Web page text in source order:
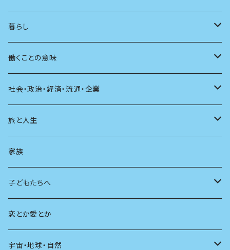
アンソロジー
自伝・伝記
インテリア
ファッション
建築
スポーツ
AIと社会
広告
ラジオ
マガジン
その他
アニメ
日本の芸能
大人も楽しい絵本
海外絵本
童話
その他
女性作家
その他
フェミニズム
カウンセリング
人間関係
健康
暮らし
料理
育児
日常生活
学ぶ楽しみ
働くことの意味
仕事のヒント
社会・政治・経済・流通・企業
過去
現在
未来
旅と人生
旅
人生
家族
子どもたちへ
教育
友達
恋とか愛とか
宇宙・地球・自然